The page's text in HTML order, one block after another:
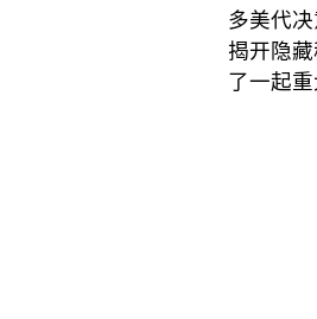
多美代
揭开隐
了一起